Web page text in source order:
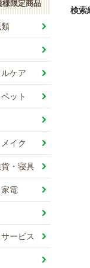
様限定商品
ケア
ット
イク
・寝具
電
ービス
検索